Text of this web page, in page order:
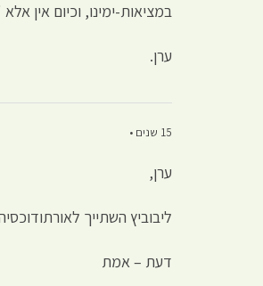
במציאות-ימינו, וכיום אין
ערן.
15 שנים •
ערן,
ליבוביץ השתייך
דעת – אמת